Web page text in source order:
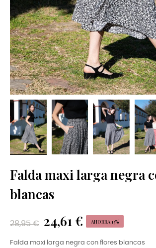
Falda maxi larga negra
blancas
28,95 € 24,61 € AHORRA 15%
Falda maxi larga negra con flores blancas